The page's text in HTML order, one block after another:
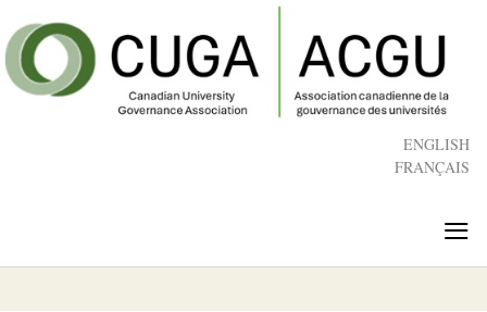
to
main
content
ENGLISH
FRANÇAIS
≡